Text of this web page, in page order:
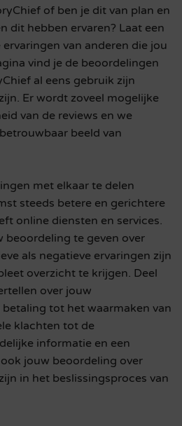
of ben je dit van plan en
dit hebben ervaren? Laat een
van anderen die jou
vind je de beoordelingen
al eens gebruik zijn
Er wordt zoveel mogelijke
van de reviews en we
beeld van
met elkaar te delen
steeds betere en gerichtere
online diensten en services.
beoordeling te geven over
als negatieve ervaringen zijn
overzicht te krijgen. Deel
over jouw
tot het waarmaken van
klachten tot de
informatie en een
jouw beoordeling over
in het beslissingsproces van